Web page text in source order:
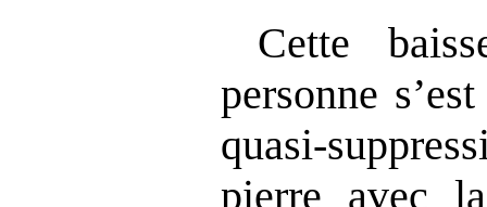
Cette
personne
pierre avec